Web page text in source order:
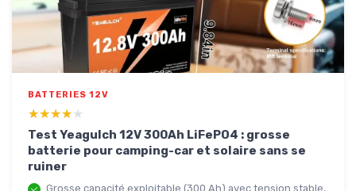
BATTERIES 12V
★★★★★
★★★★★
Test Yeagulch 12V 300Ah LiFePO4 : grosse
batterie pour camping-car et solaire sans se
ruiner
Grosse capacité exploitable (300 Ah) avec tension stable,